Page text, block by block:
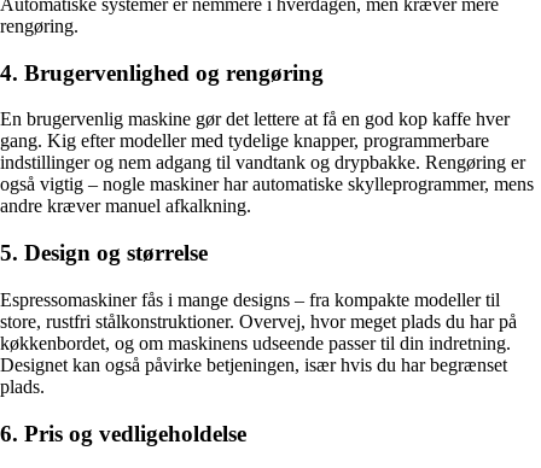
Automatiske systemer er nemmere i hverdagen, men kræver mere
rengøring.
4. Brugervenlighed og rengøring
En brugervenlig maskine gør det lettere at få en god kop kaffe hver
gang. Kig efter modeller med tydelige knapper, programmerbare
indstillinger og nem adgang til vandtank og drypbakke. Rengøring er
også vigtig – nogle maskiner har automatiske skylleprogrammer, mens
andre kræver manuel afkalkning.
5. Design og størrelse
Espressomaskiner fås i mange designs – fra kompakte modeller til
store, rustfri stålkonstruktioner. Overvej, hvor meget plads du har på
køkkenbordet, og om maskinens udseende passer til din indretning.
Designet kan også påvirke betjeningen, især hvis du har begrænset
plads.
6. Pris og vedligeholdelse